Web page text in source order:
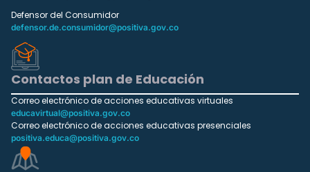
Defensor del Consumidor
defensor.de.consumidor@positiva.gov.co
Contactos plan de Educación
Correo electrónico de acciones educativas virtuales
educavirtual@positiva.gov.co
Correo electrónico de acciones educativas presenciales
positiva.educa@positiva.gov.co